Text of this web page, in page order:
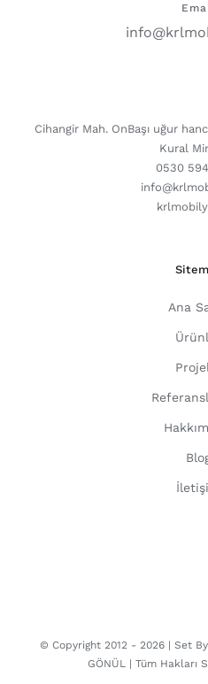
Cihangir Mah. OnBaşı uğur
Kural
0530
Ana
© Copyright 2012 - 2026 | Set
GÖNÜL| Tüm Hakları